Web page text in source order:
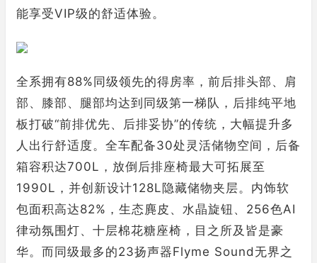
能享受VIP级的舒适体验。
全系拥有88%同级领先的得房率，前后排头部、肩
部、膝部、腿部均达到同级第一梯队，后排纯平地
板打破“前排优先、后排妥协”的传统，大幅提升多
人出行舒适度。全车配备30处灵活储物空间，后备
箱容积达700L，放倒后排座椅最大可拓展至
1990L，并创新设计128L隐藏储物夹层。内饰软
包面积高达82%，生态麂皮、水晶旋钮、256色AI
律动氛围灯、十层棉花糖座椅，目之所及皆是豪
华。而同级最多的23扬声器Flyme Sound无界之